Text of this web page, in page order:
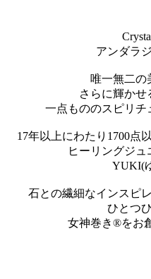
アンダラ
唯一無二の
さらに輝かせ
一点もののスピリ
17年以上にわたり1700点
ヒーリングジュ
YUKI(
石との繊細なインスピ
ひとつ
女神巻き®︎をお